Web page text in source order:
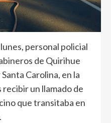
personal policial
de Quirihue
Carolina, en la
un llamado de
que transitaba en